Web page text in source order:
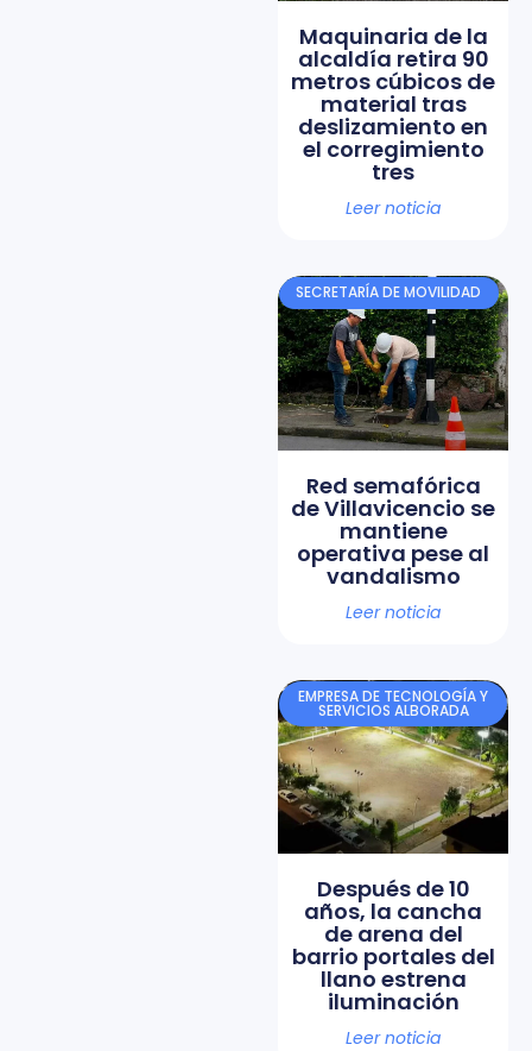
Maquinaria de la
alcaldía retira 90
metros cúbicos de
material tras
deslizamiento en
el corregimiento
tres
Leer noticia
SECRETARÍA DE MOVILIDAD
Red semafórica
de Villavicencio se
mantiene
operativa pese al
vandalismo
Leer noticia
EMPRESA DE TECNOLOGÍA Y
SERVICIOS ALBORADA
Después de 10
años, la cancha
de arena del
barrio portales del
llano estrena
iluminación
Leer noticia